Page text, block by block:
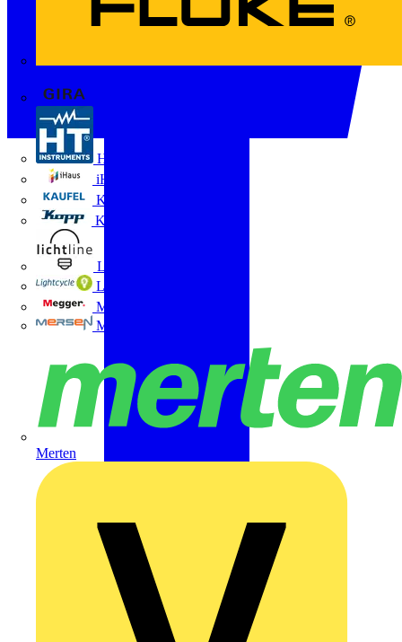
HT Instruments GmbH
iHaus
Kaufel
Kopp
Lichtline
LIGHTCYCLE
Megger
Mersen
Merten